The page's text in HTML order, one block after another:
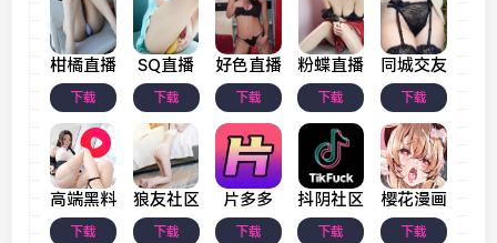
柑橘直播
下载
SQ直播
下载
好色直播
下载
粉蝶直播
下载
同城交友
下载
高端黑料
下载
狼友社区
下载
片多多
下载
抖阴社区
下载
樱花漫画
下载